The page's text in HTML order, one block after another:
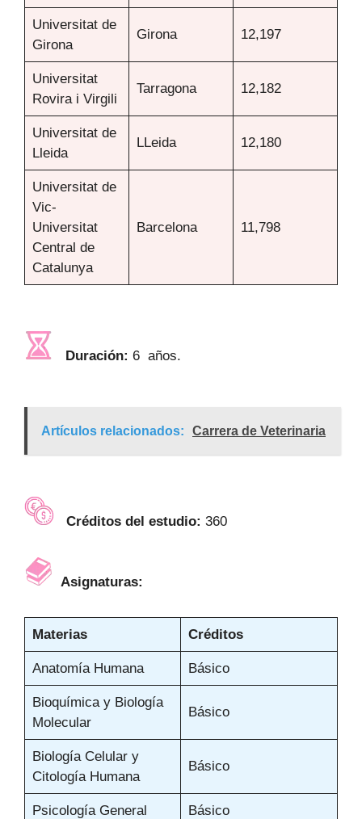
Universitat de
Girona
Girona 12,197
Universitat
Rovira i Virgili
Tarragona 12,182
Universitat de
Lleida
LLeida 12,180
Universitat de
Vic-
Universitat
Central de
Catalunya
Barcelona 11,798
Duración: 6 años.
Artículos relacionados: Carrera de Veterinaria
Créditos del estudio: 360
Asignaturas:
Materias Créditos
Anatomía Humana Básico
Bioquímica y Biología
Molecular
Básico
Biología Celular y
Citología Humana
Básico
Psicología General Básico